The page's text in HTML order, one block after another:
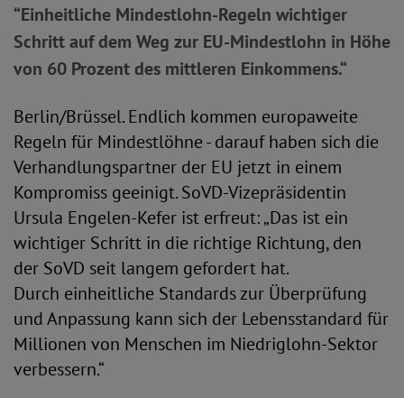
“Einheitliche Mindestlohn-Regeln wichtiger
Schritt auf dem Weg zur EU-Mindestlohn in Höhe
von 60 Prozent des mittleren Einkommens.“
Berlin/Brüssel. Endlich kommen europaweite
Regeln für Mindestlöhne - darauf haben sich die
Verhandlungspartner der EU jetzt in einem
Kompromiss geeinigt. SoVD-Vizepräsidentin
Ursula Engelen-Kefer ist erfreut: „Das ist ein
wichtiger Schritt in die richtige Richtung, den
der SoVD seit langem gefordert hat.
Durch einheitliche Standards zur Überprüfung
und Anpassung kann sich der Lebensstandard für
Millionen von Menschen im Niedriglohn-Sektor
verbessern.“